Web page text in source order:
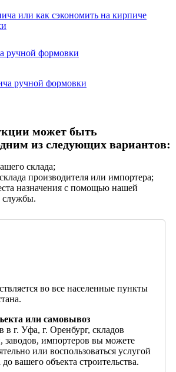
или как сэкономить на кирпиче
ручной формовки
может быть
из следующих вариантов:
склада;
производителя или импортера;
назначения с помощью нашей
службы.
во все населенные пункты
или самовывоз
в г. Уфа, г. Оренбург, складов
заводов, импортеров вы можете
или воспользоваться услугой
до вашего объекта строительства.